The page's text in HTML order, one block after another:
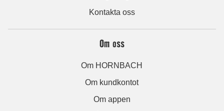
Kontakta oss
Om oss
Om HORNBACH
Om kundkontot
Om appen